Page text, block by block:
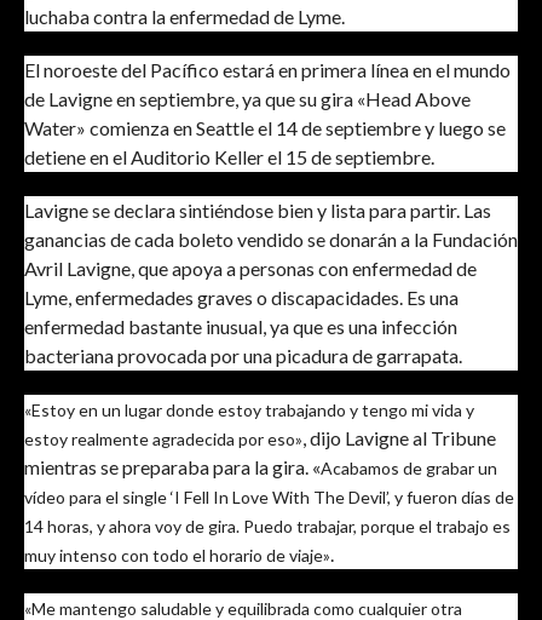
luchaba contra la enfermedad de Lyme.
El noroeste del Pacífico estará en primera línea en el mundo
de Lavigne en septiembre, ya que su gira «Head Above
Water» comienza en Seattle el 14 de septiembre y luego se
detiene en el Auditorio Keller el 15 de septiembre.
Lavigne se declara sintiéndose bien y lista para partir. Las
ganancias de cada boleto vendido se donarán a la Fundación
Avril Lavigne, que apoya a personas con enfermedad de
Lyme, enfermedades graves o discapacidades. Es una
enfermedad bastante inusual, ya que es una infección
bacteriana provocada por una picadura de garrapata.
«Estoy en un lugar donde estoy trabajando y tengo mi vida y
estoy realmente agradecida por eso» , dijo Lavigne al Tribune
mientras se preparaba para la gira. «Acabamos de grabar un
vídeo para el single ‘I Fell In Love With The Devil’, y fueron días de
14 horas, y ahora voy de gira. Puedo trabajar, porque el trabajo es
muy intenso con todo el horario de viaje»
«Me mantengo saludable y equilibrada como cualquier otra